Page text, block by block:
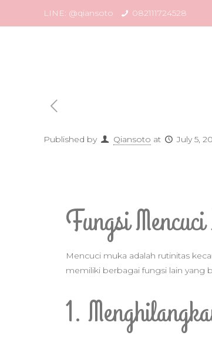
LINE: @qiansoto 082111724528
Published by Qiansoto at July 5,
Fungsi
Mencuci muka adalah rutinitas
memiliki berbagai fungsi lain yang
1.